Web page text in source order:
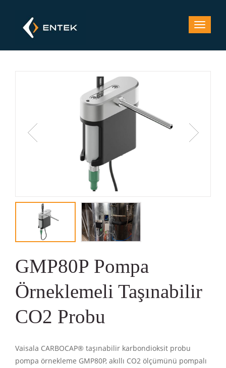
GMP80P Pompa
Örneklemeli Taşınabilir
CO2 Probu
Vaisala CARBOCAP® taşınabilir karbondioksit probu
pompa örnekleme GMP80P, akıllı CO2 ölçümünü pompalı